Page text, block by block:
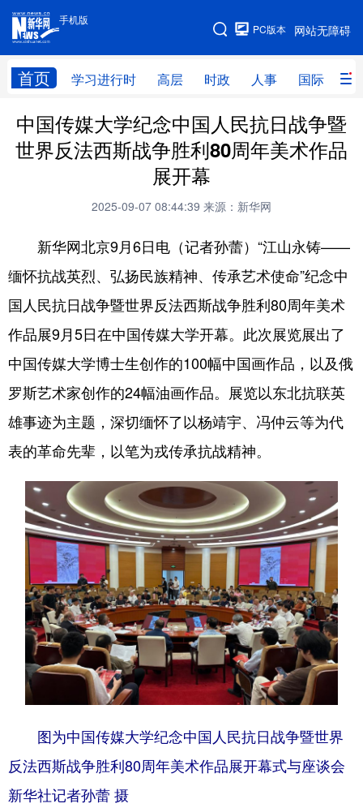
手机版
网站无障碍
PC版本
首页 学习进行时 高层 时政 人事 国际 财
手机版
网站地图
学习进行时 高层 时政 人事
国际 财经 网评 港澳
思客智库
健康 军事 访谈 视频
食品 人居 信息化 乡村振兴
溯源中国 城市 旅游 能源
会展 彩票 娱乐 时尚
悦读 公益 书画 一带一路
亚太网 上市公司 投教基地
地方频道
北京 天津 河北 山西
辽宁 吉林 上海 江苏
浙江 安徽 福建 江西
山东 河南 湖北 湖南
广西 海南 重庆
四川 贵州 云南 西藏
陕西 甘肃 青海 宁夏
新疆 内蒙古
中国传媒大学纪念中国人民抗日战争暨
世界反法西斯战争胜利80周年美术作品
展开幕
2025-09-07 08:44:39 来源：新华网
新华网北京9月6日电（记者孙蕾）“江山永铸——
缅怀抗战英烈、弘扬民族精神、传承艺术使命”纪念中
国人民抗日战争暨世界反法西斯战争胜利80周年美术
作品展9月5日在中国传媒大学开幕。此次展览展出了
中国传媒大学博士生创作的100幅中国画作品，以及俄
罗斯艺术家创作的24幅油画作品。展览以东北抗联英
雄事迹为主题，深切缅怀了以杨靖宇、冯仲云等为代
表的革命先辈，以笔为戎传承抗战精神。
图为中国传媒大学纪念中国人民抗日战争暨世界
反法西斯战争胜利80周年美术作品展开幕式与座谈会
新华社记者孙蕾 摄